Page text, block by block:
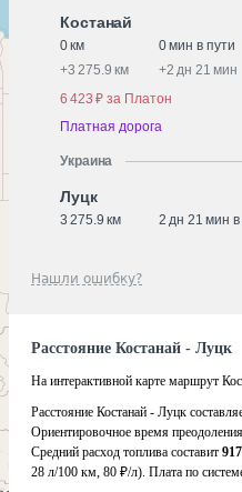
Костанай
0 км
0 мин в пути
+3 275.9 км +2 дн 21 мин
6 423 ₽ за Платон
Платная дорога
Украина
Луцк
3 275.9 км 2 дн 21 мин в
Нашли ошибку?
Расстояние Костанай - Луцк
На интерактивной карте маршрут
Расстояние Костанай - Луцк
Ориентировочное время
Средний расход топлива составит
28 л/100 км, 80 ₽/л). Плата по